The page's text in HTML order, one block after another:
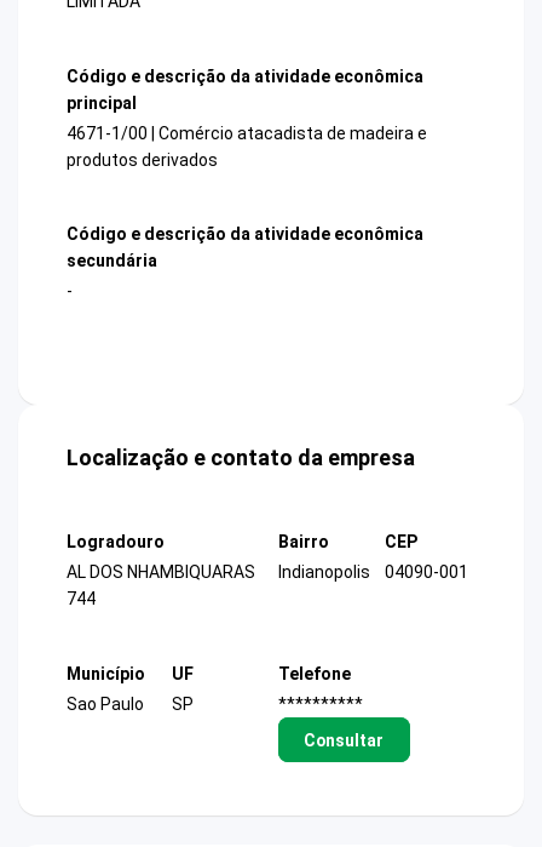
Código e descrição da atividade econômica
principal
4671-1/00 | Comércio atacadista de madeira e
produtos derivados
Código e descrição da atividade econômica
secundária
-
Localização e contato da empresa
Logradouro
AL DOS NHAMBIQUARAS
744
Bairro
Indianopolis
CEP
04090-001
Município
Sao Paulo
UF
SP
Telefone
**********
Consultar